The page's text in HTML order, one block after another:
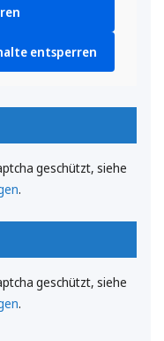
entsperren
geschützt, siehe
.
geschützt, siehe
.